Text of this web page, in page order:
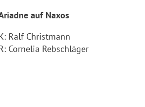
auf Naxos
Ralf Christmann
Cornelia Rebschläger